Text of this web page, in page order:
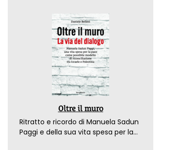
Oltre il muro
Ritratto e ricordo di Manuela Sadun
Paggi e della sua vita spesa per la